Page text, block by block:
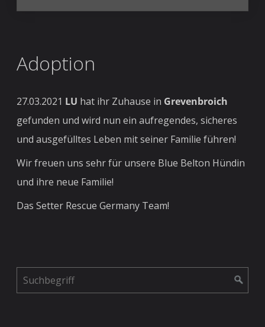
Adoption
27.03.2021 LU hat ihr Zuhause in Grevenbroich
gefunden und wird nun ein aufregendes, sicheres
und ausgefülltes Leben mit seiner Familie führen!
Wir freuen uns sehr für unsere Blue Belton Hündin
und ihre neue Familie!
Das Setter Rescue Germany Team!